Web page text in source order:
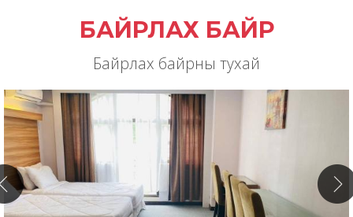
БАЙРЛАХ БАЙР
Байрлах байрны тухай